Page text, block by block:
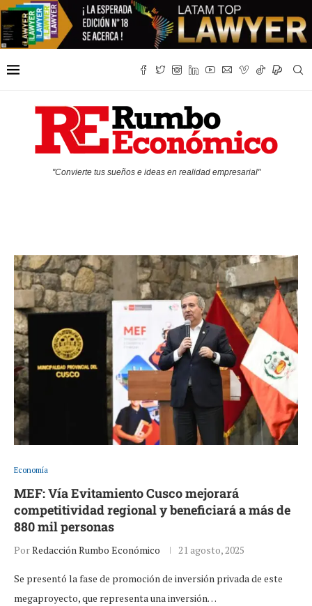
"Convierte tus sueños e ideas en realidad empresarial"
Economía
MEF: Vía Evitamiento Cusco mejorará
competitividad regional y beneficiará a más de
880 mil personas
PorRedacción Rumbo Económico 21 agosto, 2025
Se presentó la fase de promoción de inversión privada de este
megaproyecto, que representa una inversión…